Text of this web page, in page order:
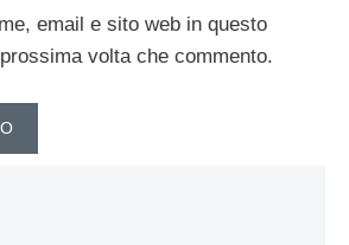
email e sito web in questo
volta che commento.